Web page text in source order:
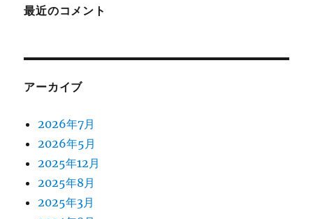
最近のコメント
アーカイブ
2026年7月
2026年5月
2025年12月
2025年8月
2025年3月